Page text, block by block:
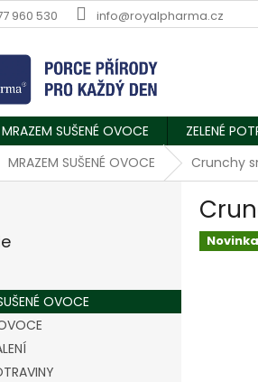
960 530 info@royalpharma.cz
MRAZEM SUŠENÉ OVOCE ZELENÉ
MRAZEM SUŠENÉ OVOCE Crunchy
OVOCE
Novinka